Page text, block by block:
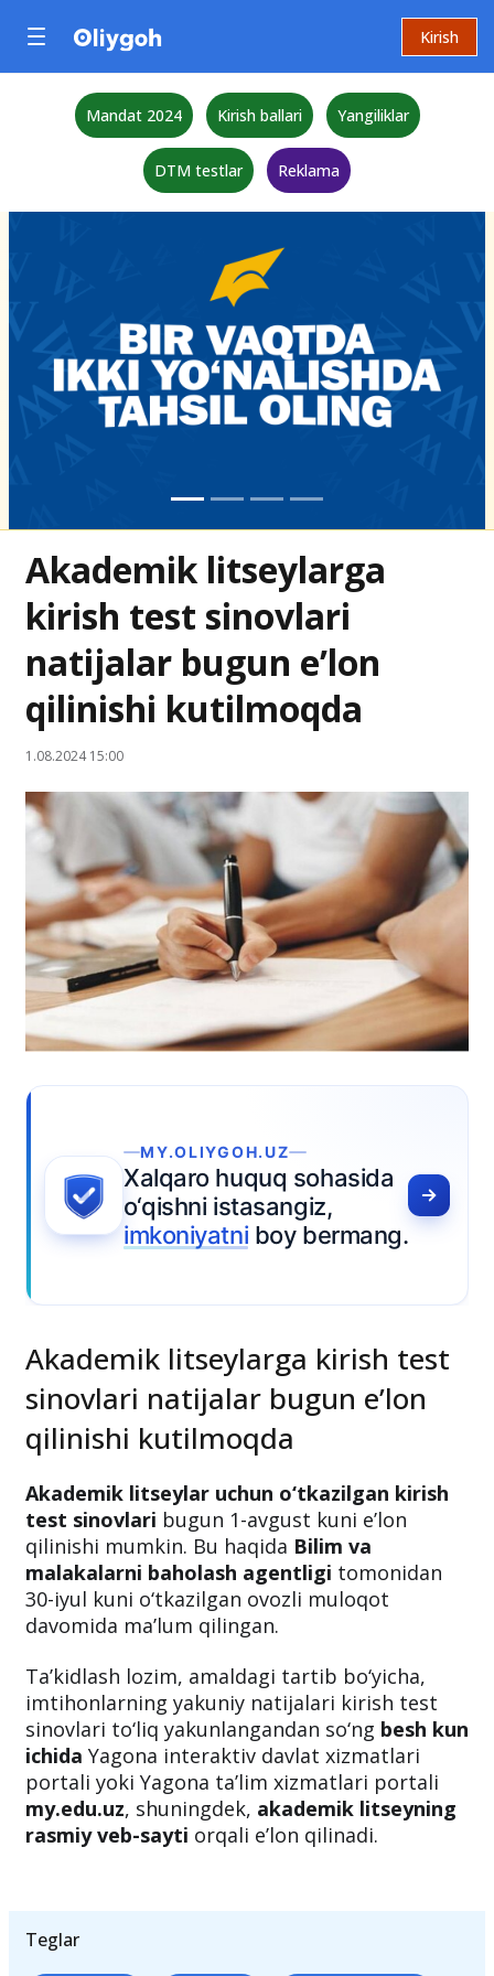
Kirish
Mandat 2024 Kirish ballari Yangiliklar
DTM testlar Reklama
Akademik litseylarga
kirish test sinovlari
natijalar bugun e’lon
qilinishi kutilmoqda
1.08.2024 15:00
MY.OLIYGOH.UZ
Xalqaro huquq sohasida
o‘qishni istasangiz,
imkoniyatni boy bermang.
Akademik litseylarga kirish test
qilinishi kutilmoqda
Akademik litseylar uchun o‘tkazilgan kirish
test sinovlaribugun 1-avgust kuni e’lon
qilinishi mumkin. Bu haqida
30-iyul kuni o‘tkazilgan ovozli muloqot
davomida ma’lum qilingan.
Ta’kidlash lozim, amaldagi tartib bo‘yicha,
imtihonlarning yakuniy natijalari kirish test
sinovlari to‘liq yakunlangandan so‘ngbesh kun
ichidaYagona interaktiv davlat xizmatlari